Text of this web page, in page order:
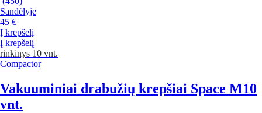
Sandėlyje
45 €
Į krepšelį
Į krepšelį
rinkinys 10 vnt.
Compactor
Vakuuminiai drabužių krepšiai Space M10
vnt.